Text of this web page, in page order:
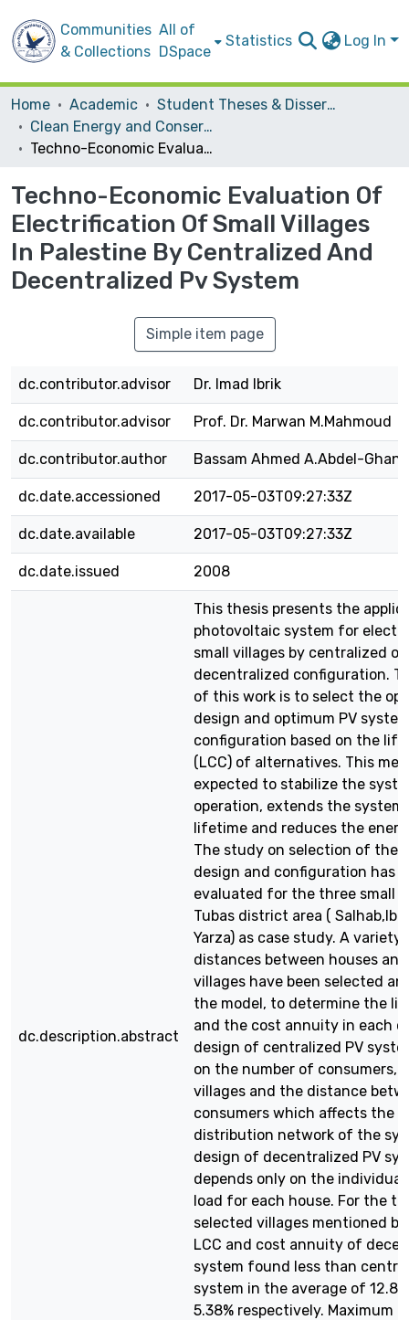
Communities
& Collections
All of
DSpace
Statistics Log In
Home Academic
Student Theses & Dissertations
Clean Energy and Conservation Strategy
Techno-Economic Evaluation Of Electrification Of Small Villages In Palestine By Centralized And Decentralized Pv System
Techno-Economic Evaluation Of
Electrification Of Small Villages
In Palestine By Centralized And
Decentralized Pv System
Simple item page
dc.contributor.advisor Dr. Imad Ibrik
dc.contributor.advisor Prof. Dr. Marwan M.Mahmoud
dc.contributor.author Bassam Ahmed A.Abdel-Ghani
dc.date.accessioned 2017-05-03T09:27:33Z
dc.date.available 2017-05-03T09:27:33Z
dc.date.issued 2008
dc.description.abstract
This thesis presents the
photovoltaic system for
small villages by centralized or
decentralized configuration.
of this work is to select the
design and optimum PV
configuration based on the
(LCC) of alternatives. This
expected to stabilize the
operation, extends the system
lifetime and reduces the
The study on selection of the
design and configuration has
evaluated for the three small
Tubas district area (
Yarza) as case study. A variety
distances between houses
villages have been selected
the model, to determine the
and the cost annuity in each
design of centralized PV
on the number of consumers,
villages and the distance
consumers which affects the
distribution network of the
design of decentralized PV
depends only on the
load for each house. For the
selected villages mentioned
LCC and cost annuity of
system found less than
system in the average of
5.38% respectively. Maximum